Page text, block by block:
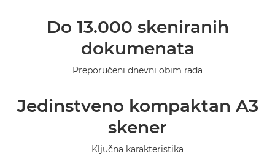
Do 13.000 skeniranih
dokumenata
Preporučeni dnevni obim rada
Jedinstveno kompaktan A3
skener
Ključna karakteristika